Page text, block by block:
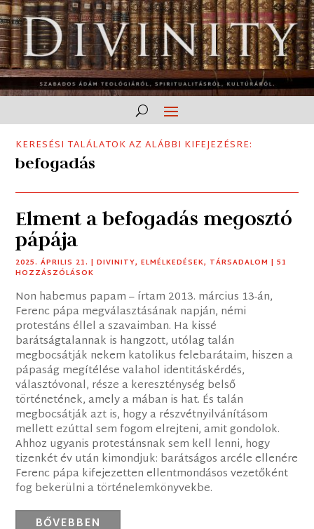
KERESÉSI TALÁLATOK AZ ALÁBBI KIFEJEZÉSRE:
befogadás
Elment a befogadás megosztó
pápája
2025. ÁPRILIS 21. |DIVINITY,ELMÉLKEDÉSEK, TÁRSADALOM | 51
HOZZÁSZÓLÁSOK
Non habemus papam – írtam 2013. március 13-án,
Ferenc pápa megválasztásának napján, némi
protestáns éllel a szavaimban. Ha kissé
barátságtalannak is hangzott, utólag talán
megbocsátják nekem katolikus felebarátaim, hiszen a
pápaság megítélése valahol identitáskérdés,
választóvonal, része a kereszténység belső
történetének, amely a mában is hat. És talán
megbocsátják azt is, hogy a részvétnyilvánításom
mellett ezúttal sem fogom elrejteni, amit gondolok.
Ahhoz ugyanis protestánsnak sem kell lenni, hogy
tizenkét év után kimondjuk: barátságos arcéle ellenére
Ferenc pápa kifejezetten ellentmondásos vezetőként
fog bekerülni a történelemkönyvekbe.
BŐVEBBEN